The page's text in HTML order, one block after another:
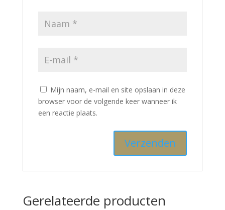
Mijn naam, e-mail en site opslaan in deze
browser voor de volgende keer wanneer ik
een reactie plaats.
Gerelateerde producten